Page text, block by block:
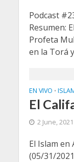
Podcast
Resumen:
Profeta
en la Torá
EN VIVO •
El
2 June, 2021
El Islam en
(05/31/